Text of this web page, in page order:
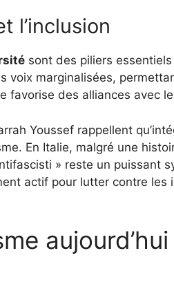
l’inclusion
sont des piliers
voix marginalisées,
favorise des alliances avec
Youssef rappellent
En Italie, malgré une
» reste un puissant
actif pour lutter contre